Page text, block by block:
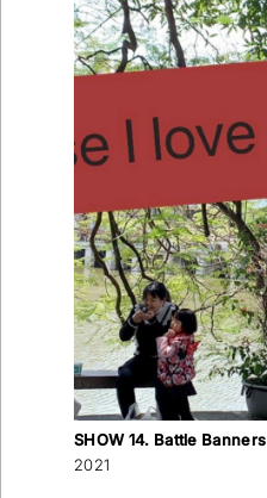
SHOW 14. Battle Banners
2021